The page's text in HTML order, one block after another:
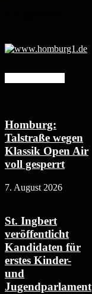
Homburg:
Talstraße wegen
Klassik Open Air
voll gesperrt
7. August 2026
St. Ingbert
veröffentlicht
Kandidaten für
erstes Kinder-
und
Jugendparlament